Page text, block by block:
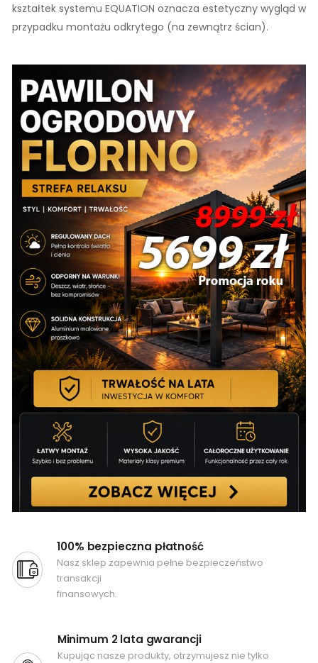
kształtek systemu EQUATION oznacza estetyczny wygląd w
przypadku montażu odkrytego (na zewnątrz ścian).
100% bezpieczna płatność
Nasz sklep zapewnia pełne bezpieczeństwo
transakcji
finansowych.
Minimum 2 lata gwarancji
Kupując nasze produkty, otrzymujesz nie tylko